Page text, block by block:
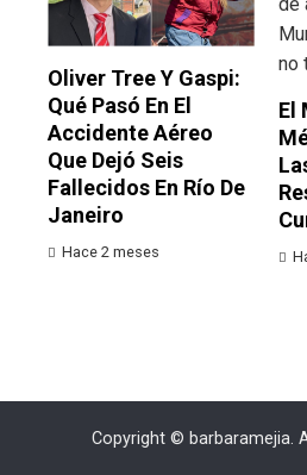
Oliver Tree Y Gaspi:
Qué Pasó En El
Accidente Aéreo
Que Dejó Seis
Fallecidos En Río De
Janeiro
Hace 2 meses
El
Copyright © barbaramejia.